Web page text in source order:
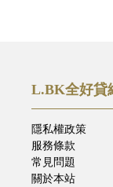
L.BK全好貸
隱私權政策
服務條款
常見問題
關於本站